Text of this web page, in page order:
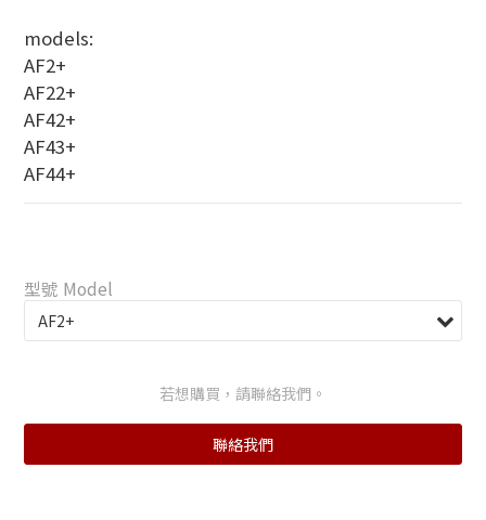
models:
AF2+
AF22+
AF42+
AF43+
AF44+
型號 Model
若想購買，請聯絡我們。
聯絡我們